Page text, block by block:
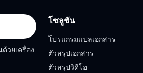
วยเครื่อง
โซลูชัน
โปรแกรมแปลเอกสาร
ตัวสรุปเอกสาร
ตัวสรุปวิดีโอ